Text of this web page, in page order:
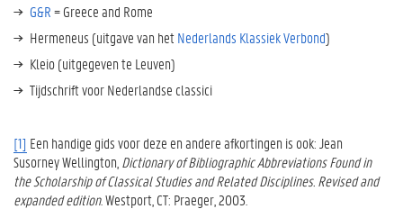
G&R= Greece and Rome
Hermeneus (uitgave van hetNederlands Klassiek Verbond)
Kleio (uitgegeven te Leuven)
Tijdschrift voor Nederlandse classici
[1] Een handige gids voor deze en andere afkortingen is ook: Jean
Susorney Wellington, Dictionary of Bibliographic Abbreviations Found in
the Scholarship of Classical Studies and Related Disciplines. Revised and
expanded edition. Westport, CT: Praeger, 2003.